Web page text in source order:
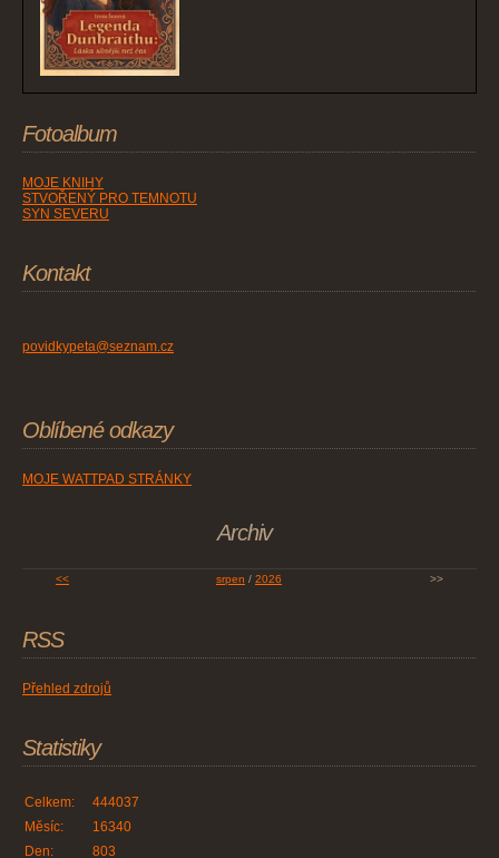
Fotoalbum
MOJE KNIHY
STVOŘENÝ PRO TEMNOTU
SYN SEVERU
Kontakt
povidkypeta@seznam.cz
Oblíbené odkazy
MOJE WATTPAD STRÁNKY
Archiv
<< srpen / 2026 >>
RSS
Přehled zdrojů
Statistiky
Celkem:
444037
Měsíc:
16340
Den:
803